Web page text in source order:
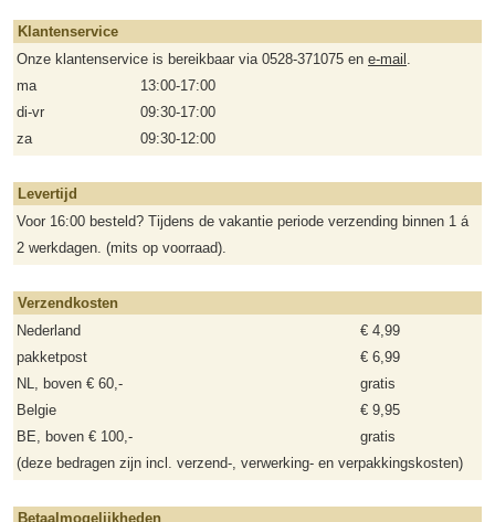
Klantenservice
Onze klantenservice is bereikbaar via 0528-371075 en e-mail .
ma
13:00-17:00
di-vr
09:30-17:00
za
09:30-12:00
Levertijd
Voor 16:00 besteld? Tijdens de vakantie periode verzending binnen 1 á
2 werkdagen. (mits op voorraad).
Verzendkosten
Nederland
€ 4,99
pakketpost
€ 6,99
NL, boven € 60,-
gratis
Belgie
€ 9,95
BE, boven € 100,-
gratis
(deze bedragen zijn incl. verzend-, verwerking- en verpakkingskosten)
Betaalmogelijkheden